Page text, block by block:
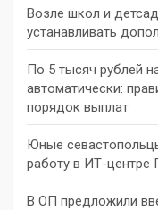
Возле школ и
устанавливать
По 5 тысяч рублей
автоматически:
порядок выплат
Юные
работу в ИТ-центре
В ОП предложили